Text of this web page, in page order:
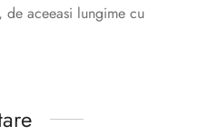
aceeasi lungime cu